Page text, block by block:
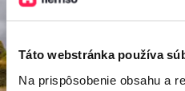
Táto webstránka používa
Na prispôsobenie obsahu a